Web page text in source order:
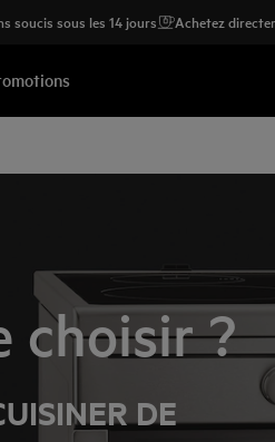
soucis sous les 14 jours Achetez
choisir ?
DE